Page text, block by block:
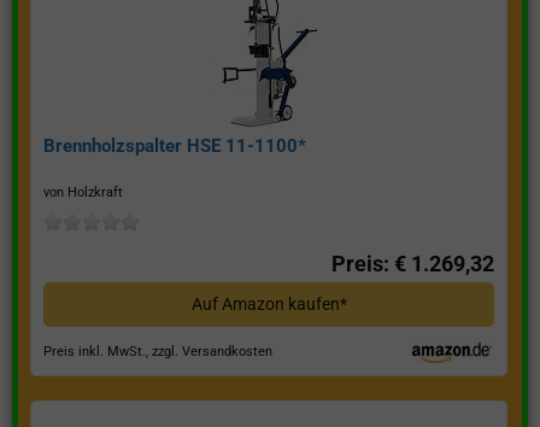
Brennholzspalter HSE 11-1100*
von Holzkraft
Preis: € 1.269,32
Auf Amazon kaufen*
Preis inkl. MwSt., zzgl. Versandkosten